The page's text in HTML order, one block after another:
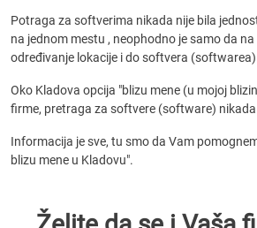
Potraga za softverima nikada nije bila
na jednom mestu , neophodno je samo da
određivanje lokacije i do softvera
Oko Kladova opcija "blizu mene (u mojoj
firme, pretraga za softvere (software)
Informacija je sve, tu smo da Vam
blizu mene u Kladovu".